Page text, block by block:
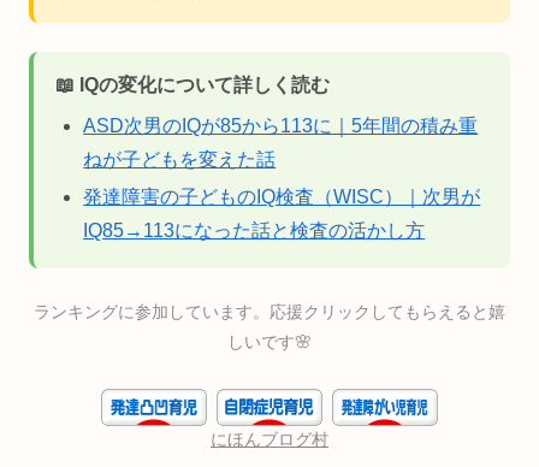
📖 IQの変化について詳しく読む
ASD次男のIQが85から113に｜5年間の積み重
ねが子どもを変えた話
発達障害の子どものIQ検査（WISC）｜次男が
IQ85→113になった話と検査の活かし方
ランキングに参加しています。応援クリックしてもらえると嬉
しいです🌸
にほんブログ村